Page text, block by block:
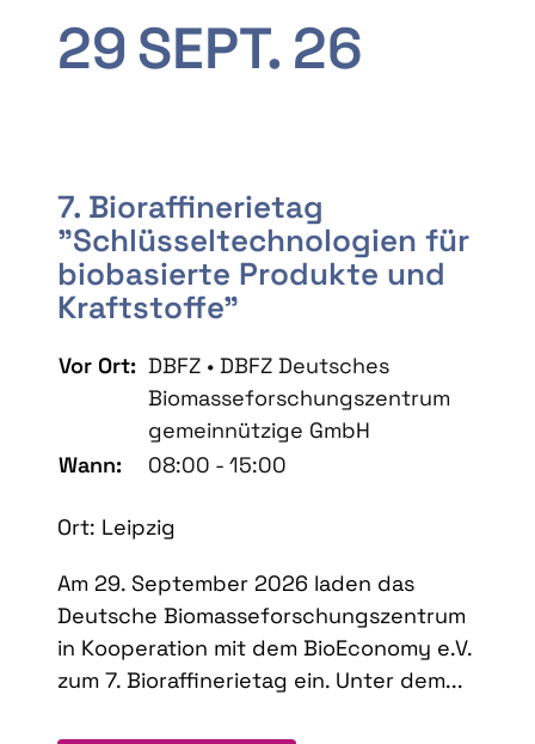
29SEPT. 26
7. Bioraffinerietag
"Schlüsseltechnologien für
biobasierte Produkte und
Kraftstoffe"
Vor Ort: DBFZ • DBFZ Deutsches
Biomasseforschungszentrum
gemeinnützige GmbH
Wann:
08:00 - 15:00
Ort: Leipzig
Am 29. September 2026 laden das
Deutsche Biomasseforschungszentrum
in Kooperation mit dem BioEconomy e.V.
zum 7. Bioraffinerietag ein. Unter dem...